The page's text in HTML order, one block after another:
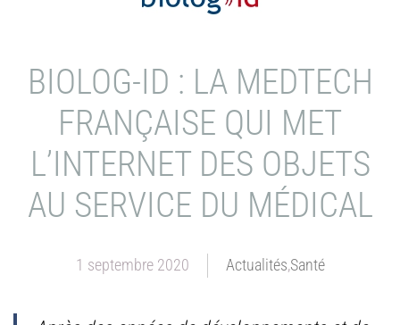
BIOLOG-ID : LA MEDTECH
FRANÇAISE QUI MET
L’INTERNET DES OBJETS
AU SERVICE DU MÉDICAL
1 septembre 2020 Actualités,Santé